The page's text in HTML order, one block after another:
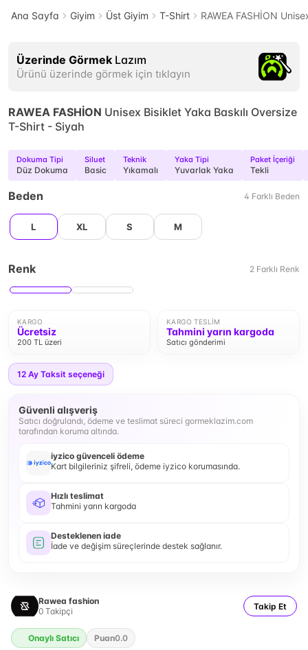
Ana Sayfa Giyim Üst Giyim T-Shirt RAWEA FASHİON
Üzerinde Görmek Lazım
Ürünü üzerinde görmek için tıklayın
RAWEA FASHİON Unisex Bisiklet Yaka Baskılı Oversize
T-Shirt - Siyah
Dokuma Tipi
Düz Dokuma
Siluet
Basic
Teknik
Yıkamalı
Yaka Tipi
Yuvarlak Yaka
Paket İçeriği
Tekli
Beden 4 Farklı Beden
L XL S M
Renk 2 Farklı Renk
KARGO
Ücretsiz
200 TL üzeri
KARGO TESLIM
Tahmini yarın kargoda
Satıcı gönderimi
12 Ay Taksit seçeneği
Güvenli alışveriş
Satıcı doğrulandı, ödeme ve teslimat süreci gormeklazim.com
tarafından koruma altında.
iyzico güvenceli ödeme
Kart bilgileriniz şifreli, ödeme iyzico korumasında.
Hızlı teslimat
Tahmini yarın kargoda
Desteklenen iade
İade ve değişim süreçlerinde destek sağlanır.
Rawea fashion
0 Takipçi Takip Et
Onaylı Satıcı Puan0.0